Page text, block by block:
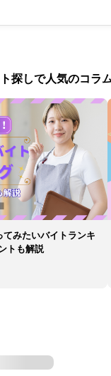
探しで人気のコラ
てみたいバイトランキ
トも解説